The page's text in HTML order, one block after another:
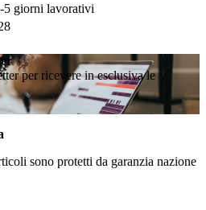
5 giorni lavorativi
per ricevere in esclusiva le
sono protetti da garanzia nazione